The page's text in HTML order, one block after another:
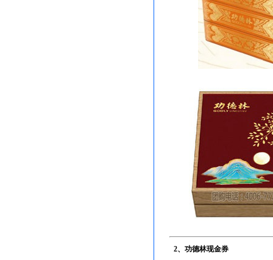
2、功德林现金券